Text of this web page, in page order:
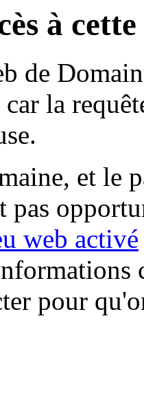
à
de
car la
et le
pas
web activé
pour